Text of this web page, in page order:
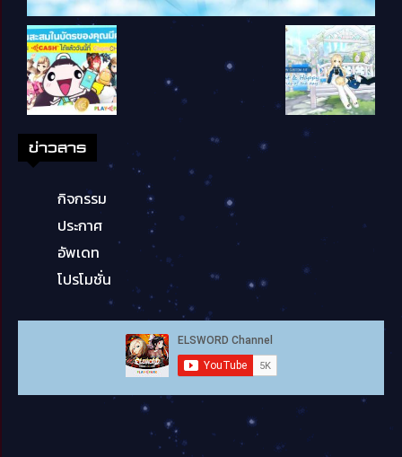
ข่าวสาร
กิจกรรม
ประกาศ
อัพเดท
โปรโมชั่น